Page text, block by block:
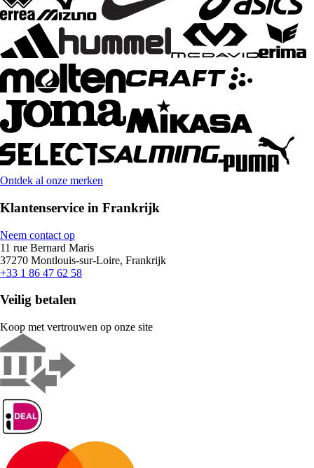
Ontdek al onze merken
Klantenservice in Frankrijk
Neem contact op
11 rue Bernard Maris
37270 Montlouis-sur-Loire, Frankrijk
+33 1 86 47 62 58
Veilig betalen
Koop met vertrouwen op onze site